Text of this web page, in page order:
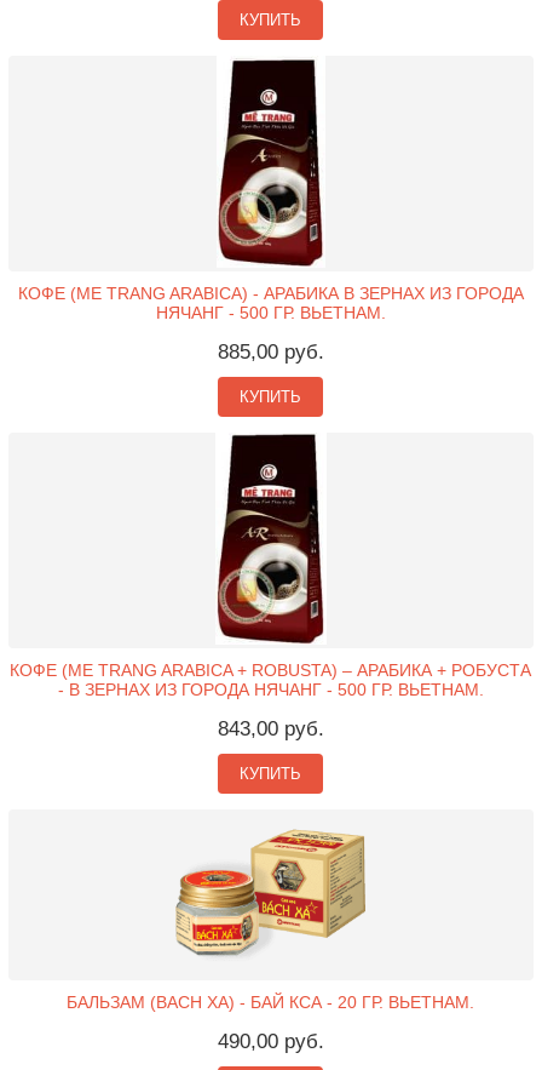
КУПИТЬ
КОФЕ (ME TRANG ARABICA) - АРАБИКА В ЗЕРНАХ ИЗ ГОРОДА
НЯЧАНГ - 500 ГР. ВЬЕТНАМ.
885,00 руб.
КУПИТЬ
КОФЕ (ME TRANG ARABICA + ROBUSTA) – АРАБИКА + РОБУСТА
- В ЗЕРНАХ ИЗ ГОРОДА НЯЧАНГ - 500 ГР. ВЬЕТНАМ.
843,00 руб.
КУПИТЬ
БАЛЬЗАМ (BACH XA) - БАЙ КСА - 20 ГР. ВЬЕТНАМ.
490,00 руб.